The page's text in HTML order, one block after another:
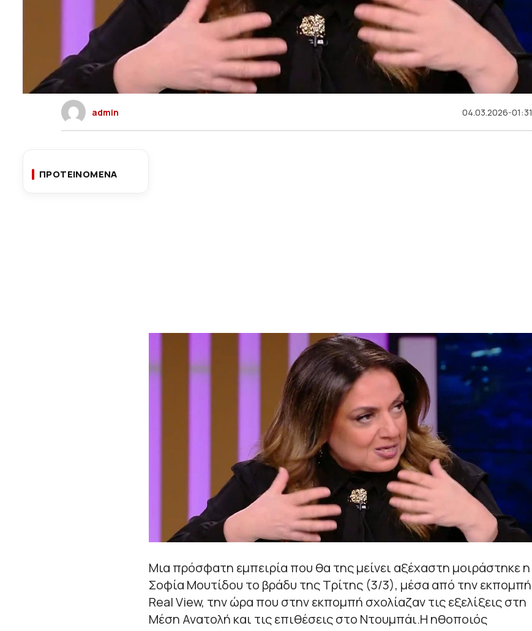
admin 04.03.2026-01:31
ΠΡΟΤΕΙΝΟΜΕΝΑ
Μια πρόσφατη εμπειρία που θα της μείνει αξέχαστη μοιράστηκε η
Σοφία Μουτίδου το βράδυ της Τρίτης (3/3), μέσα από την εκπομπή
Real View, την ώρα που στην εκπομπή σχολίαζαν τις εξελίξεις στη
Μέση Ανατολή και τις επιθέσεις στο Ντουμπάι.Η ηθοποιός